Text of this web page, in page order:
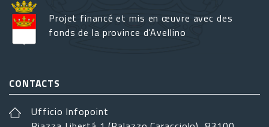
Projet financé et mis en œuvre avec des
fonds de la province d'Avellino
CONTACTS
Ufficio Infopoint